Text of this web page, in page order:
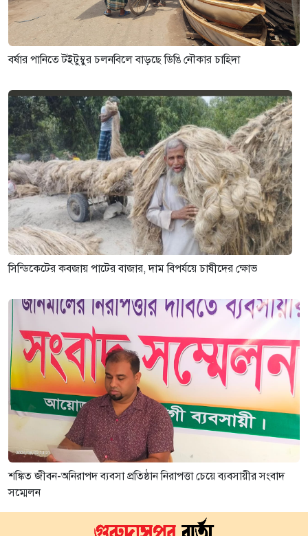
বর্ষার পানিতে টইটুম্বুর চলনবিলে বাড়ছে ডিঙি নৌকার চাহিদা
সিন্ডিকেটের কবজায় পাটের বাজার, দাম বিপর্যয়ে চাষীদের ক্ষোভ
শঙ্কিত জীবন-অনিরাপদ ব্যবসা প্রতিষ্ঠান নিরাপত্তা চেয়ে ব্যবসায়ীর সংবাদ
সম্মেলন